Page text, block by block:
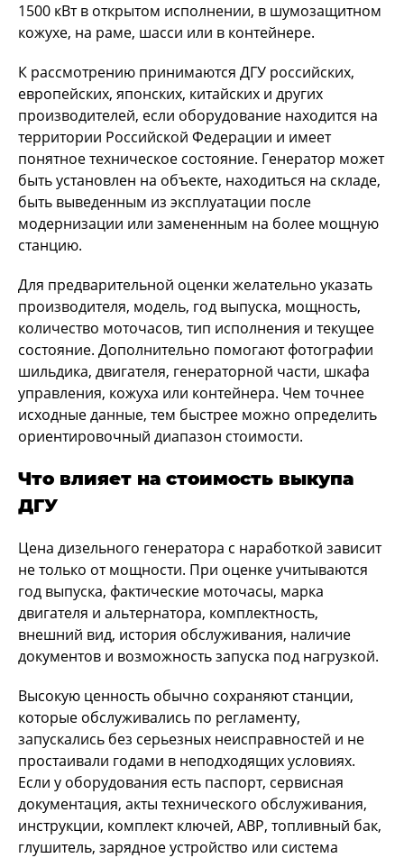
1500 кВт в открытом исполнении, в шумозащитном
кожухе, на раме, шасси или в контейнере.
К рассмотрению принимаются ДГУ российских,
европейских, японских, китайских и других
производителей, если оборудование находится на
территории Российской Федерации и имеет
понятное техническое состояние. Генератор может
быть установлен на объекте, находиться на складе,
быть выведенным из эксплуатации после
модернизации или замененным на более мощную
станцию.
Для предварительной оценки желательно указать
производителя, модель, год выпуска, мощность,
количество моточасов, тип исполнения и текущее
состояние. Дополнительно помогают фотографии
шильдика, двигателя, генераторной части, шкафа
управления, кожуха или контейнера. Чем точнее
исходные данные, тем быстрее можно определить
ориентировочный диапазон стоимости.
Что влияет на стоимость выкупа
ДГУ
Цена дизельного генератора с наработкой зависит
не только от мощности. При оценке учитываются
год выпуска, фактические моточасы, марка
двигателя и альтернатора, комплектность,
внешний вид, история обслуживания, наличие
документов и возможность запуска под нагрузкой.
Высокую ценность обычно сохраняют станции,
которые обслуживались по регламенту,
запускались без серьезных неисправностей и не
простаивали годами в неподходящих условиях.
Если у оборудования есть паспорт, сервисная
документация, акты технического обслуживания,
инструкции, комплект ключей, АВР, топливный бак,
глушитель, зарядное устройство или система